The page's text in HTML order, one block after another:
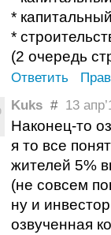
*
*
(2 очередь
Ответить
Kuks #13
Наконец-то
я то все
жителей 5%
(не совсем
ну и
озвученная